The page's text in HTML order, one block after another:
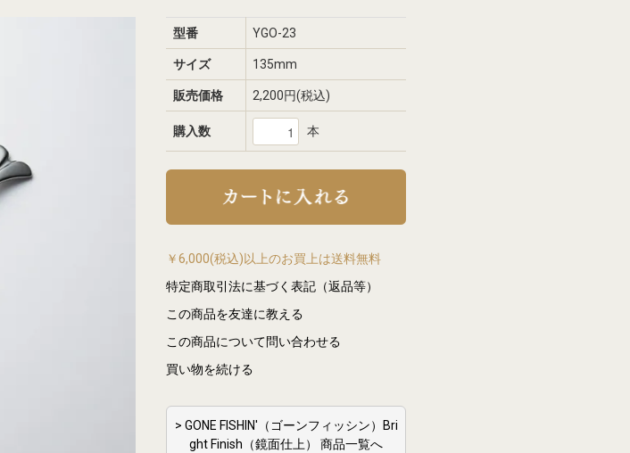
型番 YGO-23
サイズ 135mm
販売価格 2,200円(税込)
購入数 本
￥6,000(税込)以上のお買上は送料無料
特定商取引法に基づく表記（返品等）
この商品を友達に教える
この商品について問い合わせる
買い物を続ける
> GONE FISHIN'（ゴーンフィッシン）Bri
ght Finish（鏡面仕上） 商品一覧へ